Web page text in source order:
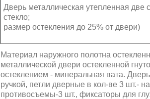
Дверь металлическая утепленная две
стекло;
размер остекления до 25% от двери)
Материал наружного полотна
металлической двери остекленной
остеклением - минеральная вата.
ручкой, петли дверные в кол-ве 3 шт.-
противосъемы-3 шт., фиксаторы для